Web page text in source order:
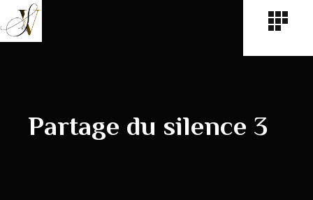
Partage du silence 3